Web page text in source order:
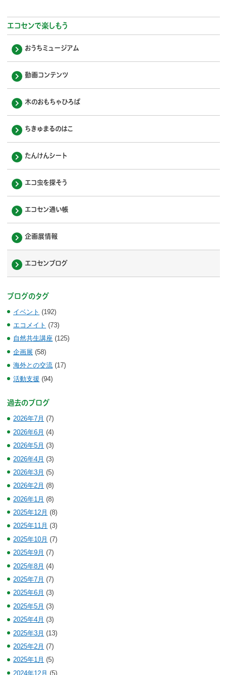
エコセンで楽しもう
おうちミュージアム
動画コンテンツ
木のおもちゃひろば
ちきゅまるのはこ
たんけんシート
エコ虫を探そう
エコセン通い帳
企画展情報
エコセンブログ
ブログのタグ
イベント (192)
エコメイト (73)
自然共生講座 (125)
企画展 (58)
海外との交流 (17)
活動支援 (94)
過去のブログ
2026年7月 (7)
2026年6月 (4)
2026年5月 (3)
2026年4月 (3)
2026年3月 (5)
2026年2月 (8)
2026年1月 (8)
2025年12月 (8)
2025年11月 (3)
2025年10月 (7)
2025年9月 (7)
2025年8月 (4)
2025年7月 (7)
2025年6月 (3)
2025年5月 (3)
2025年4月 (3)
2025年3月 (13)
2025年2月 (7)
2025年1月 (5)
2024年12月 (5)